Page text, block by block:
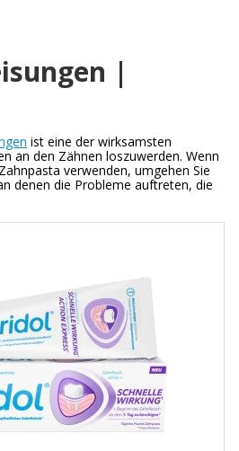
|
ist eine der wirksamsten
an den Zähnen loszuwerden. Wenn
verwenden, umgehen Sie
denen die Probleme auftreten, die